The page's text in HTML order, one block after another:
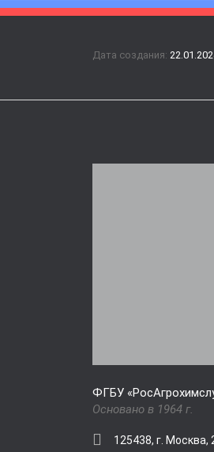
Дата создания:
ФГБУ
Основано в 1964 г.
125438, г. Москва,